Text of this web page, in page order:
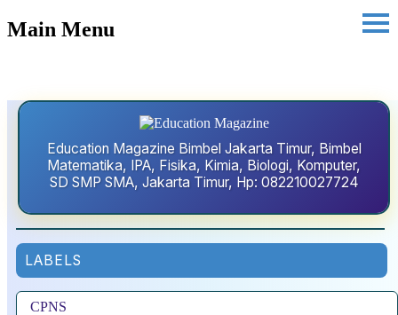
Main Menu
Education Magazine Bimbel Jakarta Timur, Bimbel
Matematika, IPA, Fisika, Kimia, Biologi, Komputer,
SD SMP SMA, Jakarta Timur, Hp: 082210027724
LABELS
CPNS